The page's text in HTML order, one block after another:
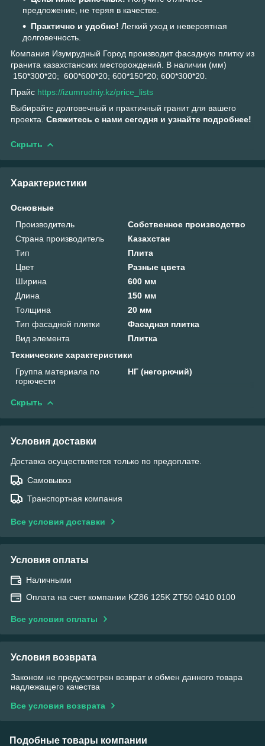
предложение, не теряя в качестве.
Практично и удобно! Легкий уход и невероятная
долговечность.
Компания Изумрудный Город производит фасадную плитку из
гранита казахстанских месторождений. В наличии (мм)
150*300*20; 600*600*20; 600*150*20; 600*300*20.
Прайс https://izumrudniy.kz/price_lists
Выбирайте долговечный и практичный гранит для вашего
проекта. Свяжитесь с нами сегодня и узнайте подробнее!
Скрыть
Характеристики
Основные
Производитель
Собственное производство
Страна производитель
Казахстан
Тип
Плита
Цвет
Разные цвета
Ширина
600 мм
Длина
150 мм
Толщина
20 мм
Тип фасадной плитки
Фасадная плитка
Вид элемента
Плитка
Технические характеристики
Группа материала по
горючести
НГ (негорючий)
Скрыть
Условия доставки
Доставка осуществляется только по предоплате.
Самовывоз
Транспортная компания
Все условия доставки
Условия оплаты
Наличными
Оплата на счет компании KZ86 125K ZT50 0410 0100
Все условия оплаты
Условия возврата
Законом не предусмотрен возврат и обмен данного товара
надлежащего качества
Все условия возврата
Подобные товары компании